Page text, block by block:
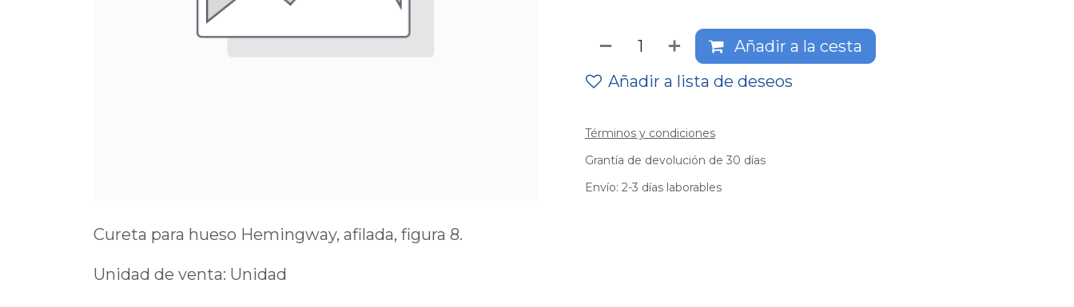
Cureta para hueso Hemingway, afilada, figura 8.
Unidad de venta: Unidad
Añadir a la cesta
Añadir a lista de deseos
Términos y condiciones
Grantía de devolución de 30 días
Envío: 2-3 días laborables